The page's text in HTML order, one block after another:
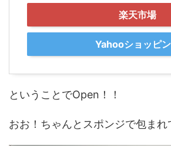
楽天市場
Yahooショッピ
ということでOpen！！
おお！ちゃんとスポンジで包まれ